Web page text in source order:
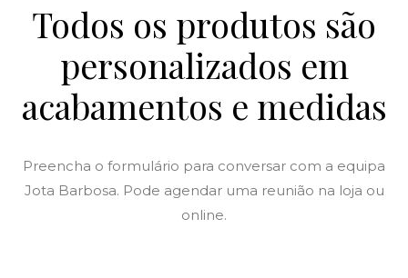
Todos os produtos são
personalizados em
acabamentos e medidas
Preencha o formulário para conversar com a equipa
Jota Barbosa. Pode agendar uma reunião na loja ou
online.